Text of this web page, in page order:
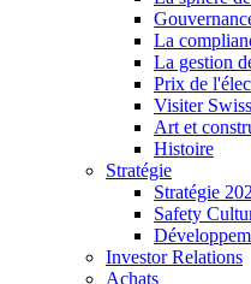
La
La gestion
Prix de
Visiter
Art et
Histoire
Stratégie
Stratégie
Safety
Investor Relations
Achats